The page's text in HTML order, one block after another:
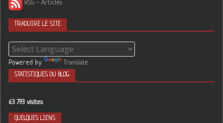
RSS - Articles
TRADUIRE LE SITE
Powered by Translate
STATISTIQUES DU BLOG
63 793 visites
QUELQUES LIENS